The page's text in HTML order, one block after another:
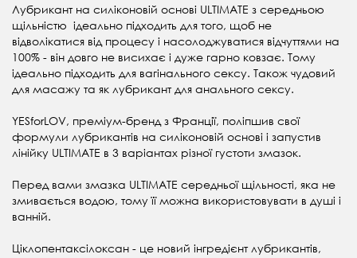
Лубрикант на силіконовій основі ULTIMATE з середньою
щільністю ідеально підходить для того, щоб не
відволікатися від процесу і насолоджуватися відчуттями на
100% - він довго не висихає і дуже гарно ковзає. Тому
ідеально підходить для вагінального сексу. Також чудовий
для масажу та як лубрикант для анального сексу.
YESforLOV, преміум-бренд з Франції, поліпшив свої
формули лубрикантів на силіконовій основі і запустив
лінійку ULTIMATE в 3 варіантах різної густоти змазок.
Перед вами змазка ULTIMATE середньої щільності, яка не
змивається водою, тому її можна використовувати в душі і
ванній.
Ціклопентаксілоксан - це новий інгредієнт лубрикантів,